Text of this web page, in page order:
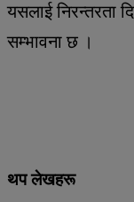
यसलाई निरन्तरता
सम्भावना छ ।
थप लेखहरू